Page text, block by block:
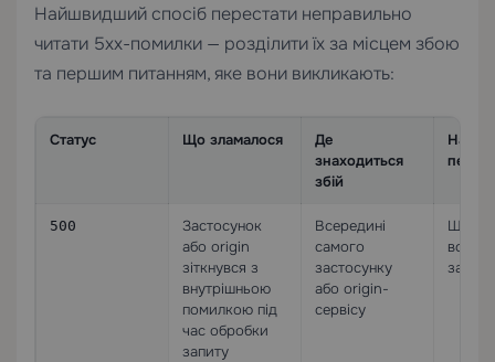
Найшвидший спосіб перестати неправильно
читати 5xx-помилки — розділити їх за місцем збою
та першим питанням, яке вони викликають:
Статус Що зламалося
Де
знаходиться
збій
перше
500
Застосунок
або origin
зіткнувся з
внутрішньою
помилкою під
час обробки
запиту
Всередині
самого
застосунку
або origin-
сервісу
Що